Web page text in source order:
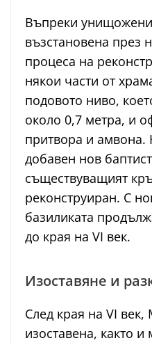
Въпреки
възстановена през
процеса на
някои части от
подовото ниво,
около 0,7 метра, и
притвора и амвона.
добавен нов
съществуващият
реконструиран. С
базиликата
до края на VI век.
Изоставяне и
След края на VI век,
изоставена, както